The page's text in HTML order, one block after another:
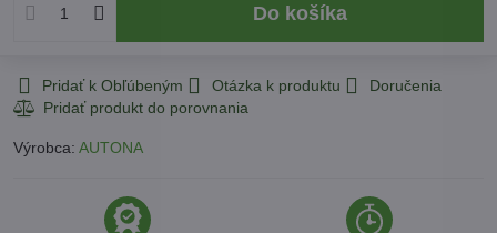
Do košíka
Pridať k Obľúbeným Otázka k produktu Doručenia
Výrobca: AUTONA